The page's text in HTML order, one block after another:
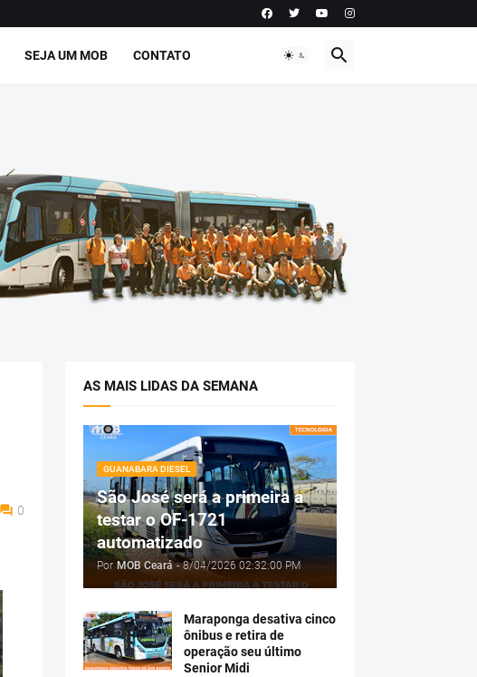
SEJA UM MOB CONTATO
0
AS MAIS LIDAS DA SEMANA
GUANABARA DIESEL
São José será a primeira a
testar o OF-1721
automatizado
Por MOB Ceará - 8/04/2026 02:32:00 PM
Maraponga desativa cinco
ônibus e retira de
operação seu último
Senior Midi